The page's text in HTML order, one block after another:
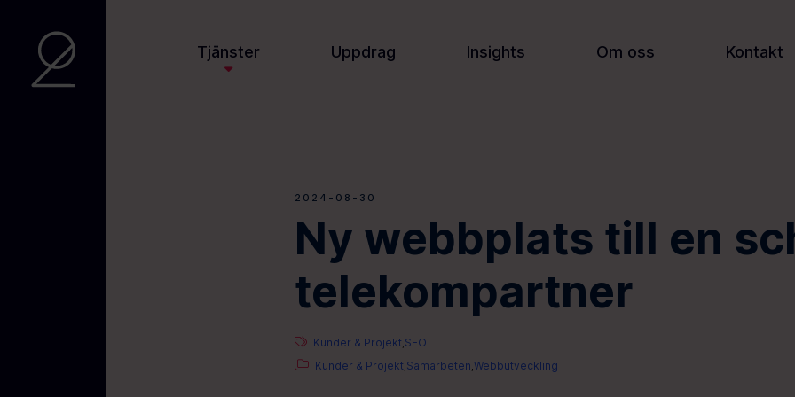
Tjänster Uppdrag Insights Om oss Kontakt
2024-08-30
Ny webbplats till en
telekompartner
Kunder & Projekt SEO
Kunder & Projekt Samarbeten Webbutveckling